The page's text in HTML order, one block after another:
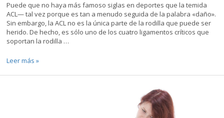
Puede que no haya más famoso siglas en deportes que la temida
ACL— tal vez porque es tan a menudo seguida de la palabra «daño».
Sin embargo, la ACL no es la única parte de la rodilla que puede ser
herido. De hecho, es sólo uno de los cuatro ligamentos críticos que
soportan la rodilla …
La
de
Leer más »